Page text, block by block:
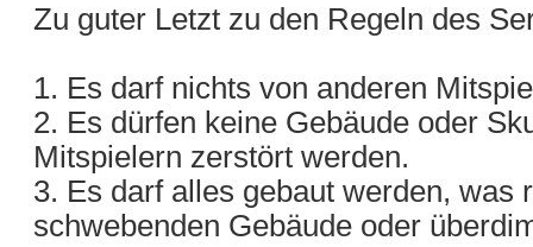
Zu guter Letzt zu den Regeln des
1. Es darf nichts von anderen
2. Es dürfen keine Gebäude oder
Mitspielern zerstört werden.
3. Es darf alles gebaut werden, was
schwebenden Gebäude oder